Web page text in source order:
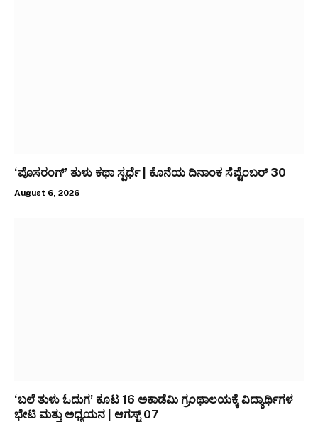
‘ಪೊಸರಂಗ್’ ತುಳು ಕಥಾ ಸ್ಪರ್ಧೆ | ಕೊನೆಯ ದಿನಾಂಕ ಸೆಪ್ಟೆಂಬರ್ 30
August 6, 2026
‘ಬಲೆ ತುಳು ಓದುಗ’ ಕೂಟ 16 ಅಕಾಡೆಮಿ ಗ್ರಂಥಾಲಯಕ್ಕೆ ವಿದ್ಯಾರ್ಥಿಗಳ
ಭೇಟಿ ಮತ್ತು ಅಧ್ಯಯನ | ಆಗಸ್ಟ್ 07